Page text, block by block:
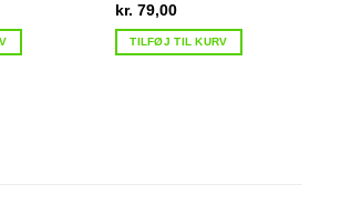
kr. 79,00
TILFØJ TIL KURV